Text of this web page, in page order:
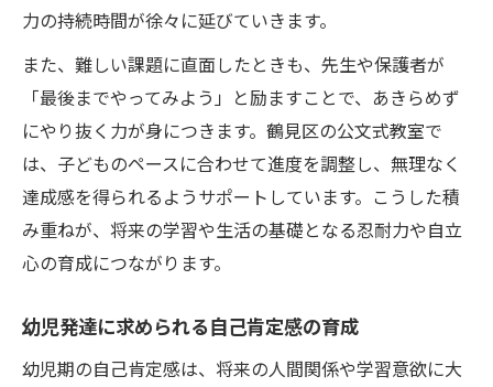
力の持続時間が徐々に延びていきます。
また、難しい課題に直面したときも、先生や保護者が
「最後までやってみよう」と励ますことで、あきらめず
にやり抜く力が身につきます。鶴見区の公文式教室で
は、子どものペースに合わせて進度を調整し、無理なく
達成感を得られるようサポートしています。こうした積
み重ねが、将来の学習や生活の基礎となる忍耐力や自立
心の育成につながります。
幼児発達に求められる自己肯定感の育成
幼児期の自己肯定感は、将来の人間関係や学習意欲に大